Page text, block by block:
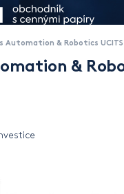
Automation & Robotics UCITS
&